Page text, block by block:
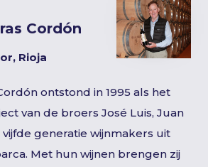
Cordón
Rioja
ontstond in 1995 als het
van de broers José Luis, Juan
vijfde generatie wijnmakers uit
Met hun wijnen brengen zij